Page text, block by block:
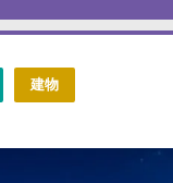
建物